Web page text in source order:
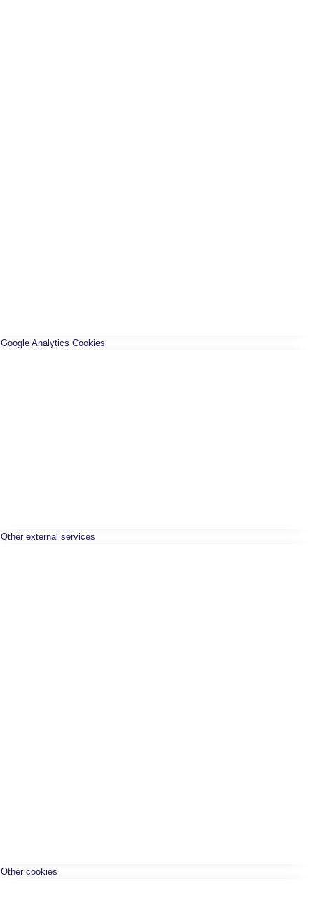
Google Analytics Cookies
Other external services
Other cookies